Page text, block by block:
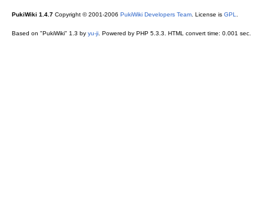
PukiWiki 1.4.7Copyright © 2001-2006 PukiWiki Developers Team. License is GPL
Based on "PukiWiki" 1.3 by yu-ji. Powered by PHP 5.3.3. HTML convert time: 0.001 sec.